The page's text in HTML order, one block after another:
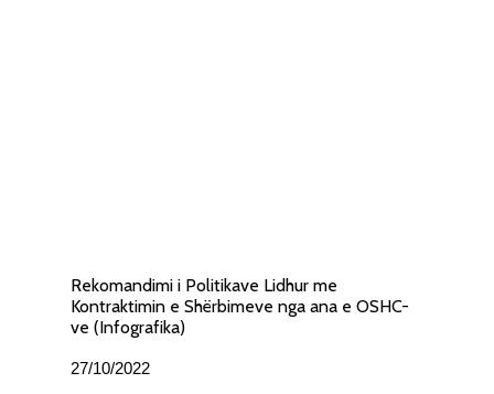
Rekomandimi i Politikave Lidhur me
Kontraktimin e Shërbimeve nga ana e OSHC-
ve (Infografika)
27/10/2022